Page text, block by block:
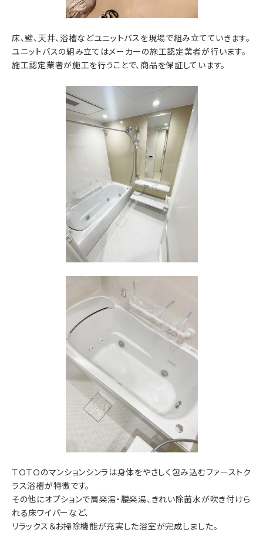
床、壁、天井、浴槽などユニットバスを現場で組み立てていきます。
ユニットバスの組み立てはメーカーの施工認定業者が行います。
施工認定業者が施工を行うことで、商品を保証しています。
ＴＯＴＯのマンションシンラは身体をやさしく包み込むファーストク
ラス浴槽が特徴です。
その他にオプションで肩楽湯・腰楽湯、きれい除菌水が吹き付けら
れる床ワイパーなど、
リラックス＆お掃除機能が充実した浴室が完成しました。